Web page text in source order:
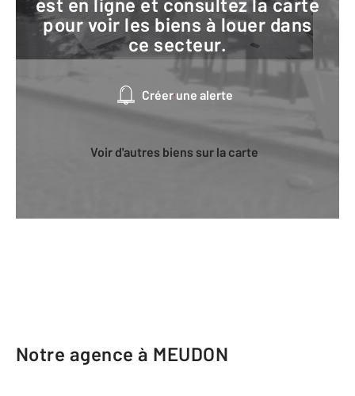
pour voir les biens à louer dans
ce secteur.
Créer une alerte
Voir d'autres biens sur la carte
Notre agence à MEUDON